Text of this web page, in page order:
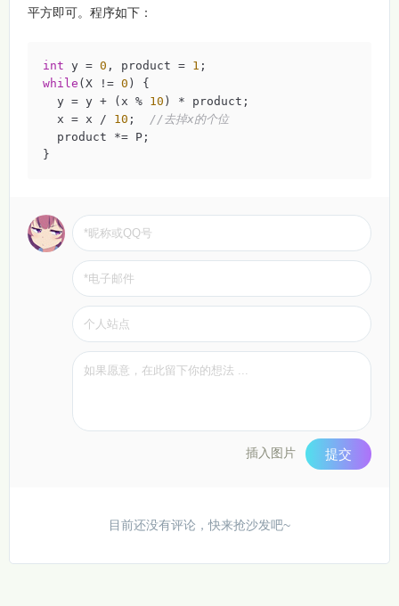
平方即可。程序如下：
int y = 0 , product = 1
while (X != 0 ) {
  y = y + (x %
10 ) * product;
  x = x /
10 ;
//去掉x的个位
}
插入图片 提交
目前还没有评论，快来抢沙发吧~